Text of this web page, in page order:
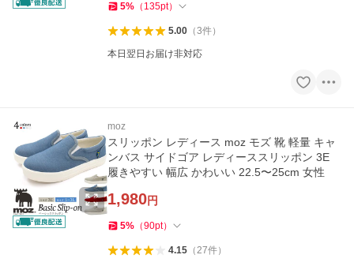
5% （ 135pt）
5.00（3件）
本日翌日お届け非対応
moz
スリッポン レディース moz モズ 靴 軽量 キャ
ンバス サイドゴア レディーススリッポン 3E
履きやすい 幅広 かわいい 22.5〜25cm 女性
1,980円
5% （90pt）
4.15（27件）